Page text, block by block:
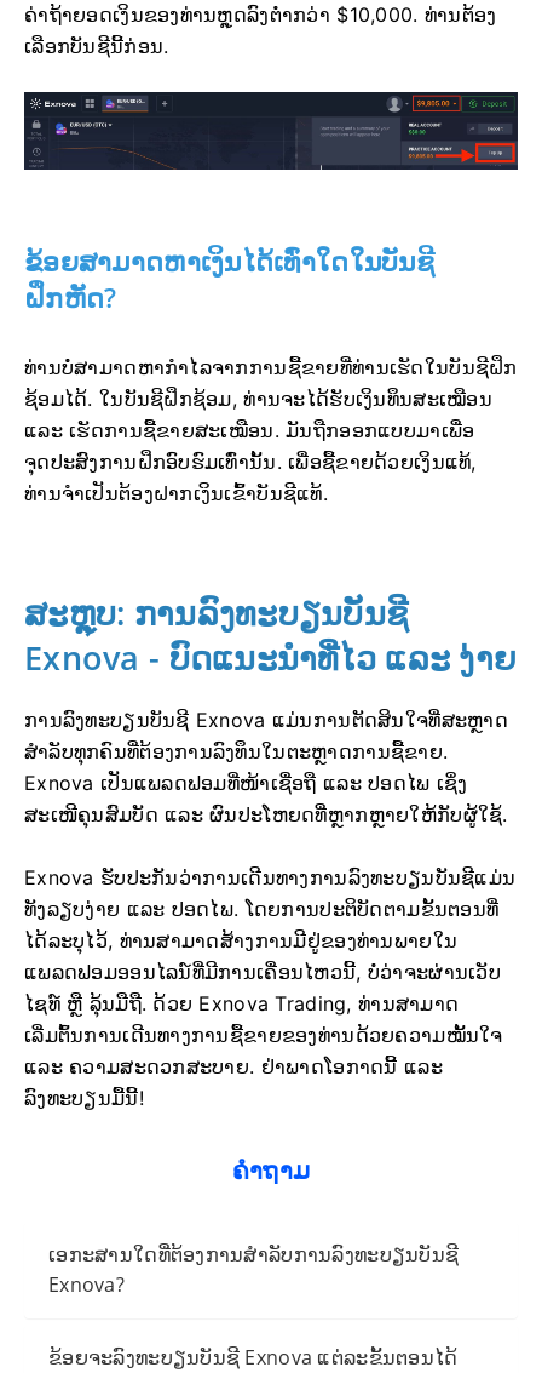
ຄ່າຖ້າຍອດເງິນຂອງທ່ານຫຼຸດລົງຕໍ່າກວ່າ $10,000. ທ່ານຕ້ອງ
ເລືອກບັນຊີນີ້ກ່ອນ.
ຂ້ອຍສາມາດຫາເງິນໄດ້ເທົ່າໃດໃນບັນຊີ
ຝຶກຫັດ?
ທ່ານບໍ່ສາມາດຫາກຳໄລຈາກການຊື້ຂາຍທີ່ທ່ານເຮັດໃນບັນຊີຝຶກ
ຊ້ອມໄດ້. ໃນບັນຊີຝຶກຊ້ອມ, ທ່ານຈະໄດ້ຮັບເງິນທຶນສະເໝືອນ
ແລະ ເຮັດການຊື້ຂາຍສະເໝືອນ. ມັນຖືກອອກແບບມາເພື່ອ
ຈຸດປະສົງການຝຶກອົບຮົມເທົ່ານັ້ນ. ເພື່ອຊື້ຂາຍດ້ວຍເງິນແທ້,
ທ່ານຈຳເປັນຕ້ອງຝາກເງິນເຂົ້າບັນຊີແທ້.
ສະຫຼຸບ: ການລົງທະບຽນບັນຊີ
Exnova - ບົດແນະນຳທີ່ໄວ ແລະ ງ່າຍ
ການລົງທະບຽນບັນຊີ Exnova ແມ່ນການຕັດສິນໃຈທີ່ສະຫຼາດ
ສຳລັບທຸກຄົນທີ່ຕ້ອງການລົງທຶນໃນຕະຫຼາດການຊື້ຂາຍ.
Exnova ເປັນແພລດຟອມທີ່ໜ້າເຊື່ອຖື ແລະ ປອດໄພ ເຊິ່ງ
ສະເໜີຄຸນສົມບັດ ແລະ ຜົນປະໂຫຍດທີ່ຫຼາກຫຼາຍໃຫ້ກັບຜູ້ໃຊ້.
Exnova ຮັບປະກັນວ່າການເດີນທາງການລົງທະບຽນບັນຊີແມ່ນ
ທັງລຽບງ່າຍ ແລະ ປອດໄພ. ໂດຍການປະຕິບັດຕາມຂັ້ນຕອນທີ່
ໄດ້ລະບຸໄວ້, ທ່ານສາມາດສ້າງການມີຢູ່ຂອງທ່ານພາຍໃນ
ແພລດຟອມອອນໄລນ໌ທີ່ມີການເຄື່ອນໄຫວນີ້, ບໍ່ວ່າຈະຜ່ານເວັບ
ໄຊທ໌ ຫຼື ລຸ້ນມືຖື. ດ້ວຍ Exnova Trading, ທ່ານສາມາດ
ເລີ່ມຕົ້ນການເດີນທາງການຊື້ຂາຍຂອງທ່ານດ້ວຍຄວາມໝັ້ນໃຈ
ແລະ ຄວາມສະດວກສະບາຍ. ຢ່າພາດໂອກາດນີ້ ແລະ
ລົງທະບຽນມື້ນີ້!
ຄໍາຖາມ
ເອກະສານໃດທີ່ຕ້ອງການສໍາລັບການລົງທະບຽນບັນຊີ
Exnova?
ຂ້ອຍຈະລົງທະບຽນບັນຊີ Exnova ແຕ່ລະຂັ້ນຕອນໄດ້